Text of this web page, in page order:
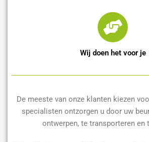
Wij doen het voor je
De meeste van onze klanten kiezen
specialisten ontzorgen u door uw
ontwerpen, te transporteren en